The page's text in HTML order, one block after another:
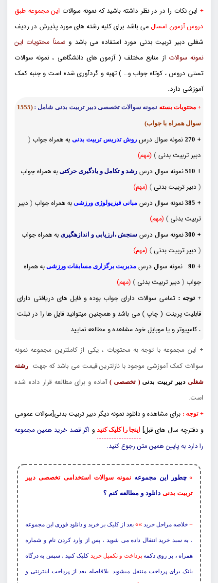
+این نکات را در در نظر داشته باشید که نمونه سوالات این مجموعه طبق
دروس آزمون امسالمی باشد برای کلیه رشته های مورد پذیرش در ردیف
شغلی دبیر تربیت بدنی مورد استفاده می باشد و ضمناً محتویات این
نمونه سوالات از منابع مختلف ( آزمون های دانشگاهی ، نمونه سوالات
تستی دروس ، کوتاه جواب و… ) تهیه و گردآوری شده است و جنبه کمک
آموزشی دارد.
+ محتویات بسته نمونه سوالات تخصصی دبیر تربیت بدنی شامل :
(1555
سوال همراه با جواب)
+
270 نمونه سوال درس روش تدریس تربیت بدنی به همراه جواب (
دبیر تربیت بدنی ) (مهم)
+
510 نمونه سوال درس رشد و تکامل و یادگیری حرکتی به همراه جواب
( دبیر تربیت بدنی ) (مهم)
+
385 نمونه سوال درس مبانی فیزیولوژی ورزشی به همراه جواب ( دبیر
تربیت بدنی ) (مهم)
+
300 نمونه سوال درس سنجش ،ارزیابی و اندازهگیری به همراه جواب
( دبیر تربیت بدنی ) (مهم)
+
90 نمونه سوال درس مدیریت برگزاری مسابقات ورزشی به همراه
جواب ( دبیر تربیت بدنی ) (مهم)
+ توجه : تمامی سوالات دارای جواب بوده و فایل های دریافتی دارای
قابلیت پرینت ( چاپ ) می باشد و همچنین میتوانید فایل ها را در تبلت
، کامپیوتر و یا موبایل خود مشاهده و مطالعه نمایید .
+ این مجموعه با توجه به محتویات ، یکی از کاملترین مجموعه نمونه
سوالات کمک آموزشی موجود با نازلترین قیمت می باشد که جهت رشته
شغلی دبیر تربیت بدنی( تخصصی ) آماده و برای مطالعه قرار داده شده
است.
+ توجه : برای مشاهده و دانلود نمونه دیگر دبیر تربیت بدنی[سوالات عمومی
و دفترچه سال های قبل] اینجا را کلیک کنیدو اگر قصد خرید همین مجموعه
را دارد به پایین همین متن رجوع کنید.
»چطور این مجموعه نمونه سوالات استخدامی تخصصی دبیر
تربیت بدنی دانلود و مطالعه کنم ؟
+ خلاصه مراحل خرید »» بعد از کلیک بر خرید و دانلود فوری این مجموعه
، به سبد خرید انتقال داده می شوید ، پس از وارد کردن نام و شماره
همراه ، بر روی دکمهپرداخت و تکمیل خرید کلیک کنید ، سپس به درگاه
بانک برای پرداخت منتقل میشوید .بلافاصله بعد از پرداخت اینترنتی و